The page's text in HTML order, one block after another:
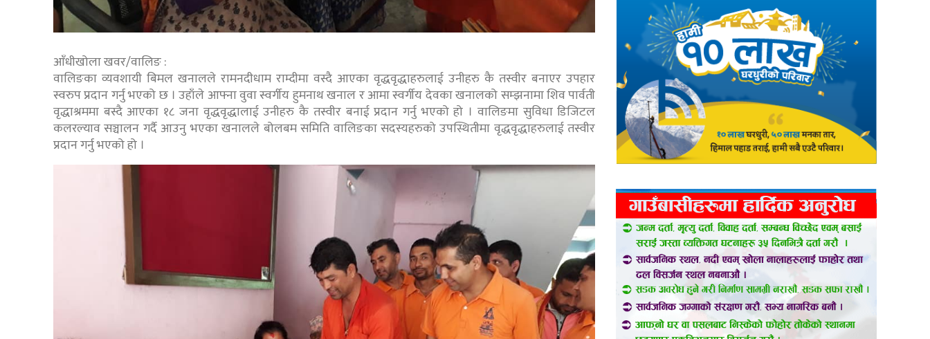
आँधीखोला खवर/वालिङ :
वालिङका व्यवशायी बिमल खनालले रामनदीधाम राम्दीमा वस्दै आएका वृद्धवृद्धाहरुलाई उनीहरु कै तस्वीर बनाएर उपहार
स्वरुप प्रदान गर्नु भएको छ । उहाँले आफ्ना वुवा स्वर्गीय हुमनाथ खनाल र आमा स्वर्गीय देवका खनालको सम्झनामा शिव पार्वती
वृद्धाश्रममा बस्दै आएका १८ जना वृद्धवृद्धालाई उनीहरु कै तस्वीर बनाई प्रदान गर्नु भएको हो । वालिङमा सुविधा डिजिटल
कलरल्याव सञ्चालन गर्दै आउनु भएका खनालले बोलबम समिति वालिङका सदस्यहरुको उपस्थितीमा वृद्धवृद्धाहरुलाई तस्वीर
प्रदान गर्नु भएको हो ।